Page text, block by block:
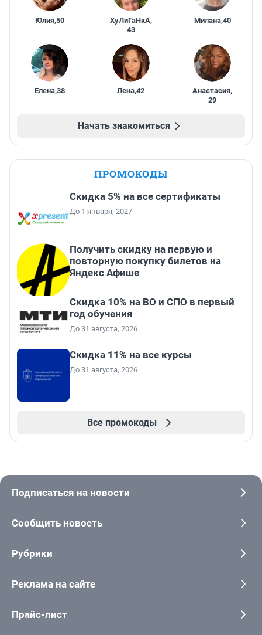
Юлия,50 ХуЛиГаНкА,
43
Милана,40
Елена,38 Лена,42 Анастасия,
29
Начать знакомиться
ПРОМОКОДЫ
Скидка 5% на все сертификаты
До 1 января, 2027
Получить скидку на первую и
повторную покупку билетов на
Яндекс Афише
Скидка 10% на ВО и СПО в первый
год обучения
До 31 августа, 2026
Скидка 11% на все курсы
До 31 августа, 2026
Все промокоды
Подписаться на новости
Сообщить новость
Рубрики
Реклама на сайте
Прайс-лист